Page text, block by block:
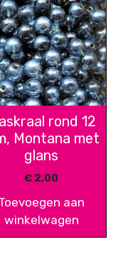
rond 12
Montana met
glans
€ 2,00
aan
winkelwagen